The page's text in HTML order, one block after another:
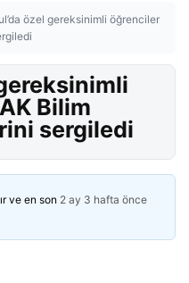
özel gereksinimli öğrenciler
Bilim
sergiledi
ve en son 2 ay 3 hafta önce